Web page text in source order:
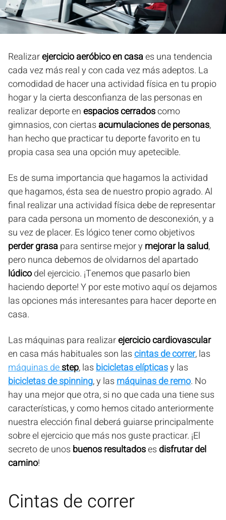
Realizarejercicio aeróbicoen casaes una tendencia
cada vez más real y con cada vez más adeptos. La
comodidad de hacer una actividad física en tu propio
hogar y la cierta desconfianza de las personas en
realizar deporte enespacios cerradoscomo
gimnasios, con ciertasacumulaciones de personas,
han hecho que practicar tu deporte favorito en tu
propia casa sea una opción muy apetecible.
Es de suma importancia que hagamos la actividad
que hagamos, ésta sea de nuestro propio agrado. Al
final realizar una actividad física debe de representar
para cada persona un momento de desconexión, y a
su vez de placer. Es lógico tener como objetivos
perder grasapara sentirse mejor y mejorar la salud,
pero nunca debemos de olvidarnos del apartado
lúdicodel ejercicio. ¡Tenemos que pasarlo bien
haciendo deporte! Y por este motivo aquí os dejamos
las opciones más interesantes para hacer deporte en
casa.
Las máquinas para realizarejercicio cardiovascular
en casa más habituales son lascintas de correr, las
máquinas destep, lasbicicletas elípticasy las
bicicletas de spinning, y lasmáquinas de remo. No
hay una mejor que otra, si no que cada una tiene sus
características, y como hemos citado anteriormente
nuestra elección final deberá guiarse principalmente
sobre el ejercicio que más nos guste practicar. ¡El
secreto de unosbuenos resultadosesdisfrutar del
camino!
Cintas de correr